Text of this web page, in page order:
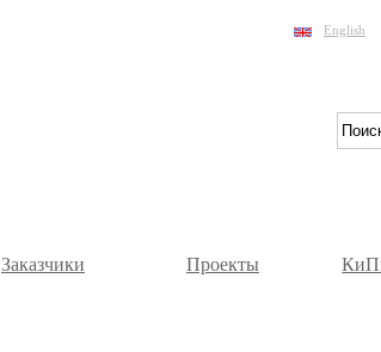
English
Заказчики Проекты